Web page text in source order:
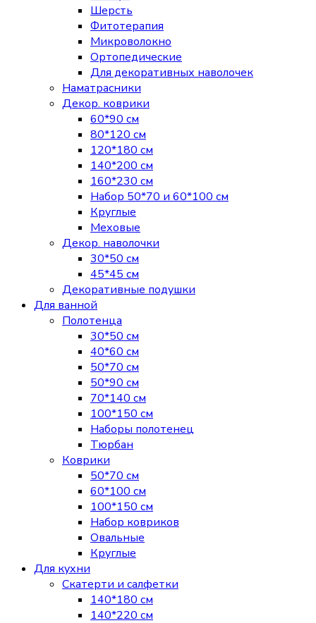
Шерсть
Фитотерапия
Микроволокно
Ортопедические
Для декоративных наволочек
Наматрасники
Декор. коврики
60*90 см
80*120 см
120*180 см
140*200 см
160*230 см
Набор 50*70 и 60*100 см
Круглые
Меховые
Декор. наволочки
30*50 см
45*45 см
Декоративные подушки
Для ванной
Полотенца
30*50 см
40*60 см
50*70 см
50*90 см
70*140 см
100*150 см
Наборы полотенец
Тюрбан
Коврики
50*70 см
60*100 см
100*150 см
Набор ковриков
Овальные
Круглые
Для кухни
Скатерти и салфетки
140*180 см
140*220 см